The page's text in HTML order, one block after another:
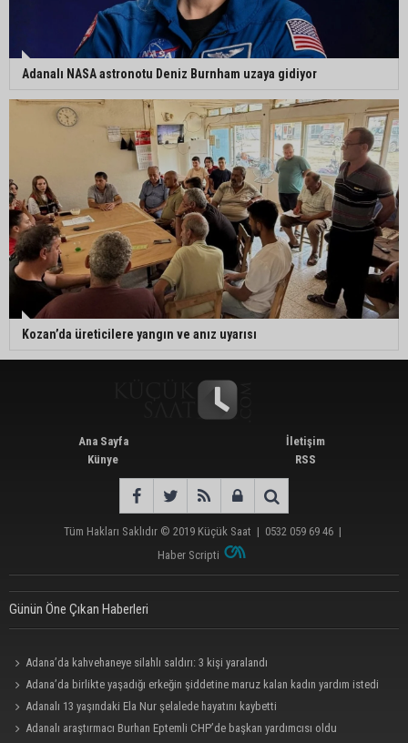
Adanalı NASA astronotu Deniz Burnham uzaya gidiyor
Kozan’da üreticilere yangın ve anız uyarısı
Ana Sayfa
Künye
İletişim
RSS
Tüm Hakları Saklıdır © 2019 Küçük Saat | 0532 059 69 46 |
Haber Scripti
Günün Öne Çıkan Haberleri
Adana’da kahvehaneye silahlı saldırı: 3 kişi yaralandı
Adana’da birlikte yaşadığı erkeğin şiddetine maruz kalan kadın yardım istedi
Adanalı 13 yaşındaki Ela Nur şelalede hayatını kaybetti
Adanalı araştırmacı Burhan Eptemli CHP’de başkan yardımcısı oldu